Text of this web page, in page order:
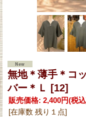
無地＊薄手＊コ
バー＊Ｌ
[12]
販売価格: 2,400円(税
[在庫数 残り１点]